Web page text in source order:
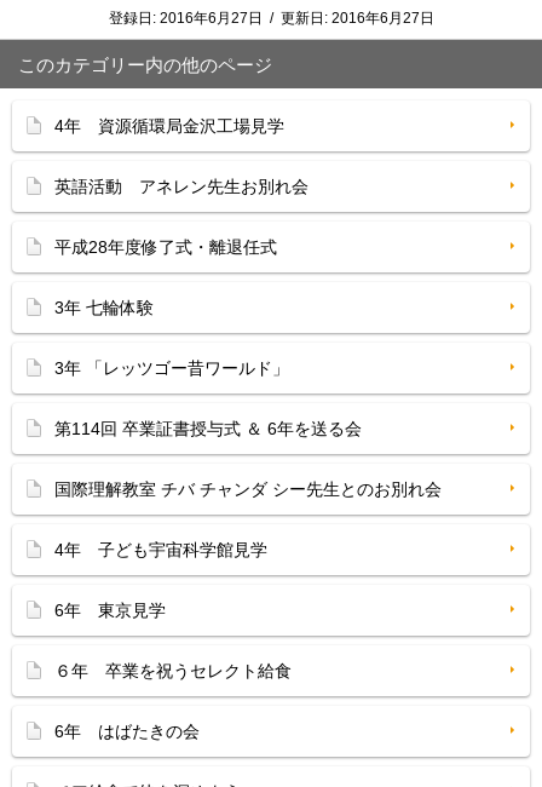
登録日: 2016年6月27日 / 更新日: 2016年6月27日
このカテゴリー内の他のページ
4年 資源循環局金沢工場見学
英語活動 アネレン先生お別れ会
平成28年度修了式・離退任式
3年 七輪体験
3年 「レッツゴー昔ワールド」
第114回 卒業証書授与式 ＆ 6年を送る会
国際理解教室 チバ チャンダ シー先生とのお別れ会
4年 子ども宇宙科学館見学
6年 東京見学
６年 卒業を祝うセレクト給食
6年 はばたきの会